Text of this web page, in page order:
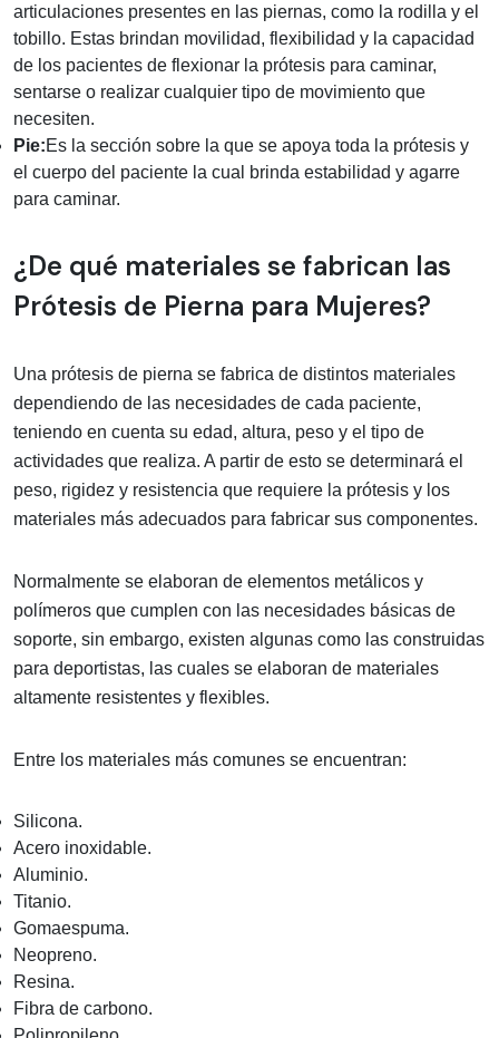
articulaciones presentes en las piernas, como la rodilla y el
tobillo. Estas brindan movilidad, flexibilidad y la capacidad
de los pacientes de flexionar la prótesis para caminar,
sentarse o realizar cualquier tipo de movimiento que
necesiten.
Pie:Es la sección sobre la que se apoya toda la prótesis y
el cuerpo del paciente la cual brinda estabilidad y agarre
para caminar.
¿De qué materiales se fabrican las
Prótesis de Pierna para Mujeres?
Una prótesis de pierna se fabrica de distintos materiales
dependiendo de las necesidades de cada paciente,
teniendo en cuenta su edad, altura, peso y el tipo de
actividades que realiza. A partir de esto se determinará el
peso, rigidez y resistencia que requiere la prótesis y los
materiales más adecuados para fabricar sus componentes.
Normalmente se elaboran de elementos metálicos y
polímeros que cumplen con las necesidades básicas de
soporte, sin embargo, existen algunas como las construidas
para deportistas, las cuales se elaboran de materiales
altamente resistentes y flexibles.
Entre los materiales más comunes se encuentran:
Silicona.
Acero inoxidable.
Aluminio.
Titanio.
Gomaespuma.
Neopreno.
Resina.
Fibra de carbono.